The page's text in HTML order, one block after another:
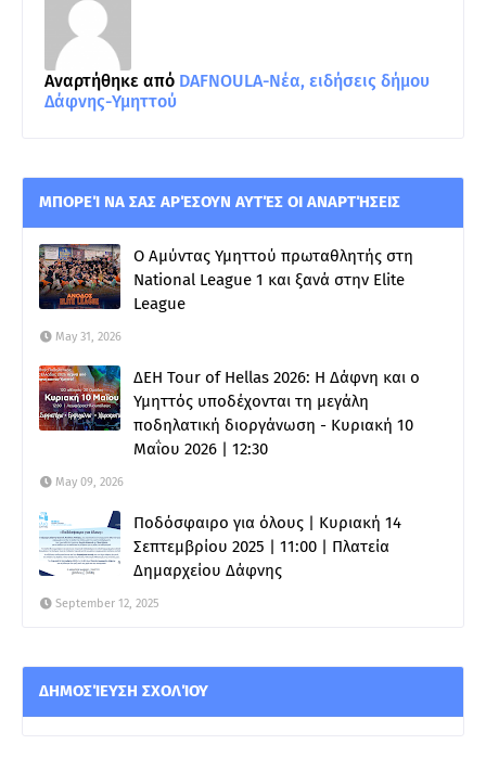
Αναρτήθηκε από DAFNOULA-Νέα, ειδήσεις δήμου
Δάφνης-Υμηττού
ΜΠΟΡΕΊ ΝΑ ΣΑΣ ΑΡΈΣΟΥΝ ΑΥΤΈΣ ΟΙ ΑΝΑΡΤΉΣΕΙΣ
Ο Αμύντας Υμηττού πρωταθλητής στη
National League 1 και ξανά στην Elite
League
May 31, 2026
ΔΕΗ Tour of Hellas 2026: Η Δάφνη και ο
Υμηττός υποδέχονται τη μεγάλη
ποδηλατική διοργάνωση - Κυριακή 10
Μαΐου 2026 | 12:30
May 09, 2026
Ποδόσφαιρο για όλους | Κυριακή 14
Σεπτεμβρίου 2025 | 11:00 | Πλατεία
Δημαρχείου Δάφνης
September 12, 2025
ΔΗΜΟΣΊΕΥΣΗ ΣΧΟΛΊΟΥ